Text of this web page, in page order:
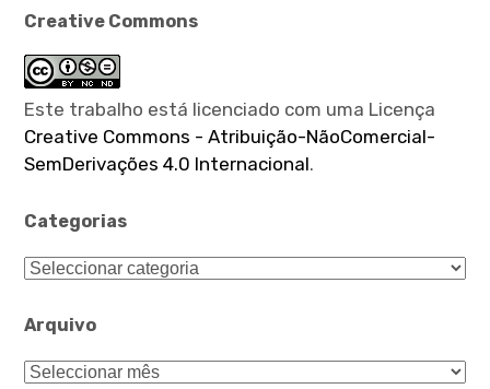
s
a
r
p
o
r
Creative Commons
Este trabalho está licenciado com uma Licença
Creative Commons - Atribuição-NãoComercial-
SemDerivações 4.0 Internacional.
Categorias
C
t
g
Arquivo
A